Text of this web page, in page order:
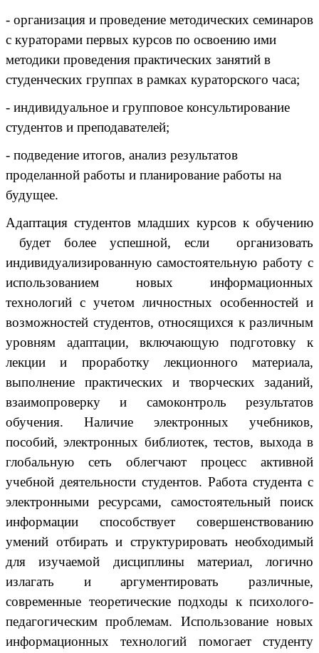
- организация и проведение методических семинаров
с кураторами первых курсов по освоению ими
методики проведения практических занятий в
студенческих группах в рамках кураторского часа;
- индивидуальное и групповое консультирование
студентов и преподавателей;
- подведение итогов, анализ результатов
проделанной работы и планирование работы на
будущее.
Адаптация студентов младших курсов к обучению
будет более успешной, если организовать
индивидуализированную самостоятельную работу с
использованием новых информационных
технологий с учетом личностных особенностей и
возможностей студентов, относящихся к различным
уровням адаптации, включающую подготовку к
лекции и проработку лекционного материала,
выполнение практических и творческих заданий,
взаимопроверку и самоконтроль результатов
обучения. Наличие электронных учебников,
пособий, электронных библиотек, тестов, выхода в
глобальную сеть облегчают процесс активной
учебной деятельности студентов. Работа студента с
электронными ресурсами, самостоятельный поиск
информации способствует совершенствованию
умений отбирать и структурировать необходимый
для изучаемой дисциплины материал, логично
излагать и аргументировать различные,
современные теоретические подходы к психолого-
педагогическим проблемам. Использование новых
информационных технологий помогает студенту